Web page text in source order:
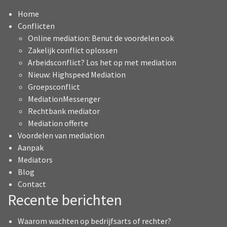
Home
Conflicten
Online mediation: Benut de voordelen ook
Zakelijk conflict oplossen
Arbeidsconflict? Los het op met mediation
Nieuw: Highspeed Mediation
Groepsconflict
MediationMessenger
Rechtbank mediator
Mediation offerte
Voordelen van mediation
Aanpak
Mediators
Blog
Contact
Recente berichten
Waarom wachten op bedrijfsarts of rechter?